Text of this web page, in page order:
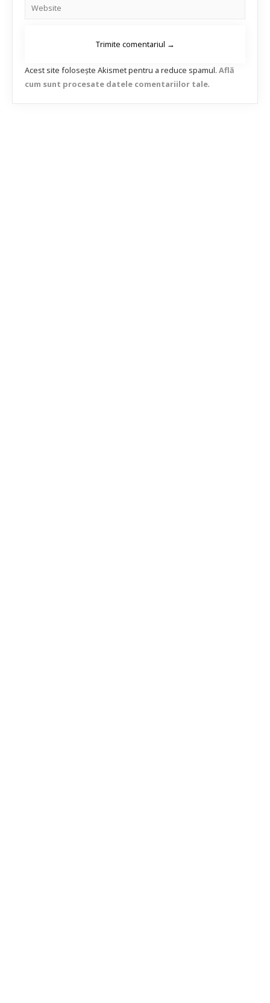
Acest site folosește Akismet pentru a reduce spamul. Află
cum sunt procesate datele comentariilor tale.